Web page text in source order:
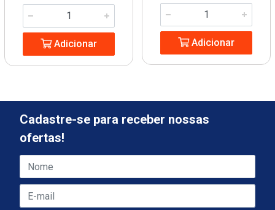
Adicionar Adicionar
Cadastre-se para receber nossas
ofertas!